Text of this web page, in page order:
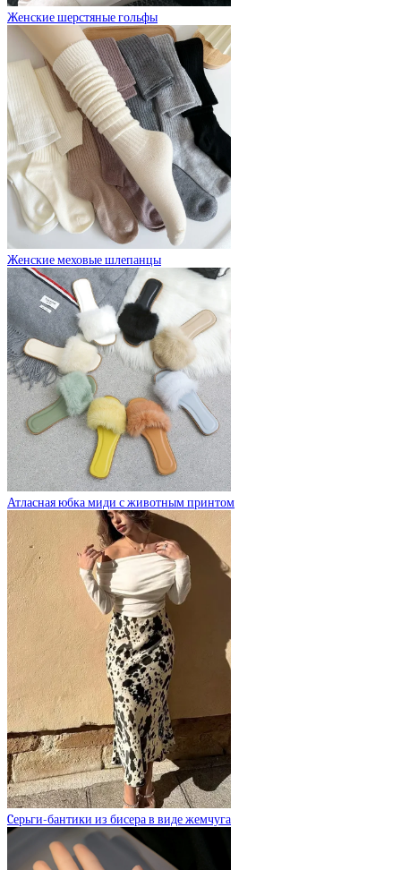
Женские шерстяные гольфы
Женские меховые шлепанцы
Атласная юбка миди с животным принтом
Cерьги-бантики из бисера в виде жемчуга